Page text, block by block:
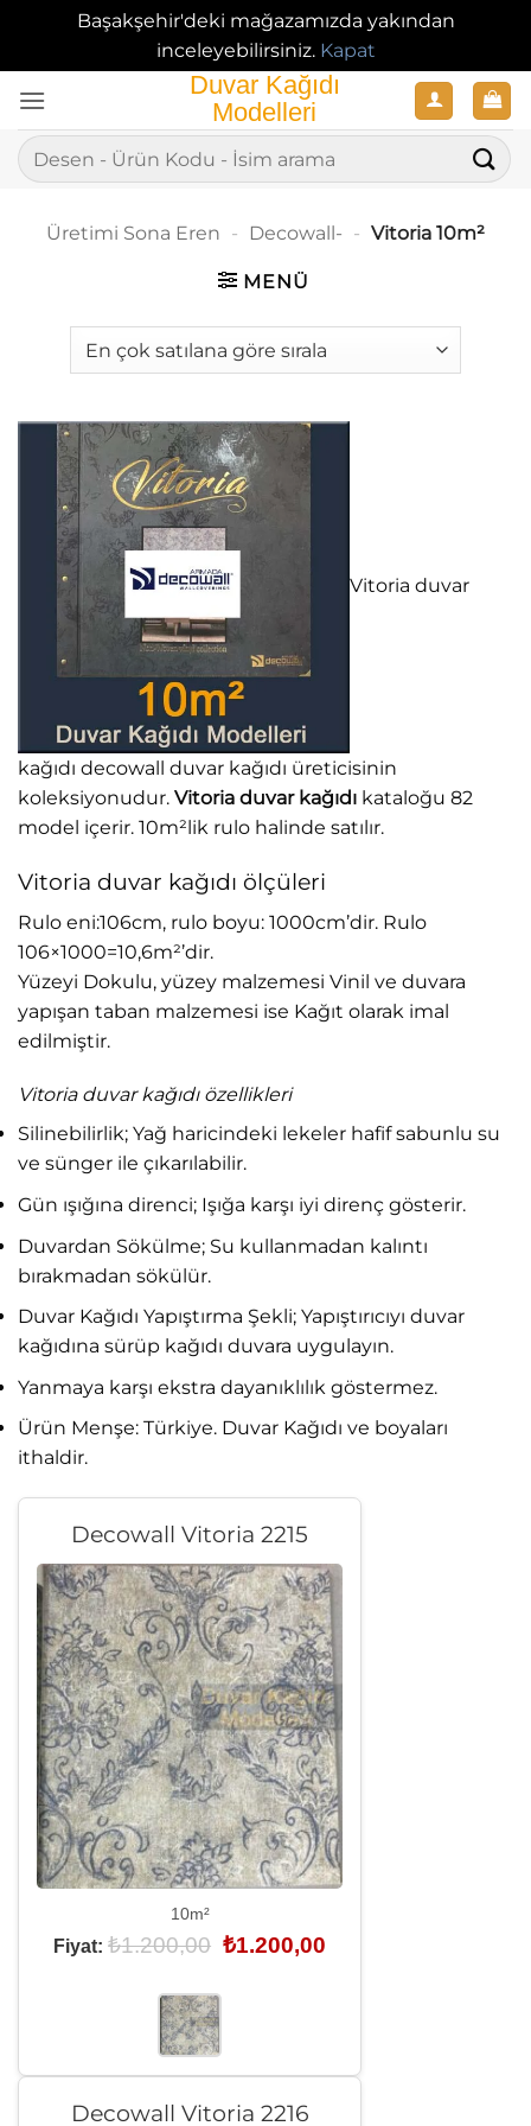
Başakşehir'deki mağazamızda yakından
inceleyebilirsiniz. Kapat
atla
Ara:
Üretimi Sona Eren - Decowall- - Vitoria 10m²
MENÜ
Vitoria duvar
kağıdı decowall duvar kağıdı üreticisinin
koleksiyonudur. Vitoria duvar kağıdı kataloğu 82
model içerir. 10m²lik rulo halinde satılır.
Vitoria duvar kağıdı ölçüleri
Rulo eni:106cm, rulo boyu: 1000cm’dir. Rulo
106×1000=10,6m²’dir.
Yüzeyi Dokulu, yüzey malzemesi Vinil ve duvara
yapışan taban malzemesi ise Kağıt olarak imal
edilmiştir.
Vitoria duvar kağıdı özellikleri
Silinebilirlik; Yağ haricindeki lekeler hafif sabunlu su
ve sünger ile çıkarılabilir.
Gün ışığına direnci; Işığa karşı iyi direnç gösterir.
Duvardan Sökülme; Su kullanmadan kalıntı
bırakmadan sökülür.
Duvar Kağıdı Yapıştırma Şekli; Yapıştırıcıyı duvar
kağıdına sürüp kağıdı duvara uygulayın.
Yanmaya karşı ekstra dayanıklılık göstermez.
Ürün Menşe: Türkiye. Duvar Kağıdı ve boyaları
ithaldir.
Decowall Vitoria 2215
10m²
Fiyat:₺1.200,00 Orijinal
₺1.200,00Şu
Decowall Vitoria 2216